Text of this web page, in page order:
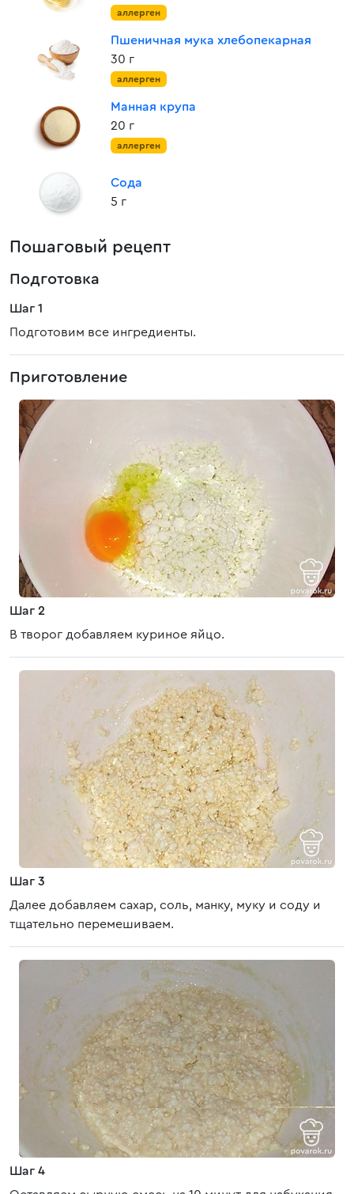
аллерген
Пшеничная мука хлебопекарная
30 г
аллерген
Манная крупа
20 г
аллерген
Сода
5 г
Пошаговый рецепт
Подготовка
Шаг 1
Подготовим все ингредиенты.
Приготовление
Шаг 2
В творог добавляем куриное яйцо.
Шаг 3
Далее добавляем сахар, соль, манку, муку и соду и
тщательно перемешиваем.
Шаг 4